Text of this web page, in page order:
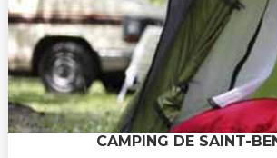
CAMPING DE SAINT-